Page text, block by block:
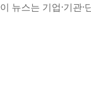
이 뉴스는 기업·기관